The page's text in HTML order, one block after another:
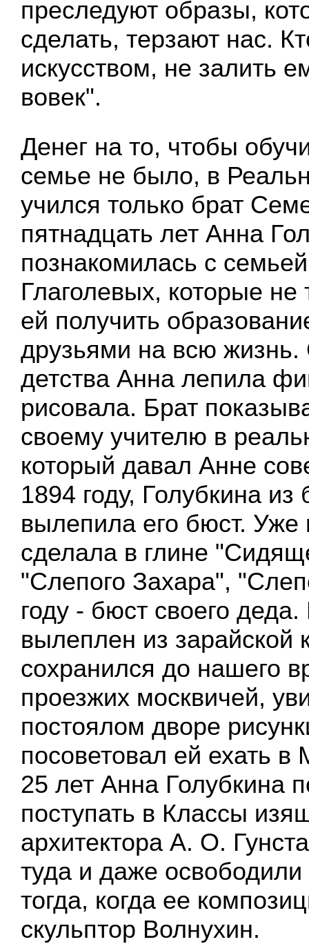
преследуют образы,
сделать, терзают нас.
искусством, не залить
вовек".
Денег на то, чтобы
семье не было, в
учился только брат
пятнадцать лет Анна
познакомилась с
Глаголевых, которые не
ей получить
друзьями на всю жизнь.
детства Анна лепила
рисовала. Брат
своему учителю в
который давал Анне
1894 году, Голубкина из
вылепила его бюст. Уже
сделала в глине
"Слепого Захара",
году - бюст своего
вылеплен из зарайской
сохранился до нашего
проезжих москвичей,
постоялом дворе
посоветовал ей ехать в
25 лет Анна Голубкина
поступать в Классы
архитектора А. О.
туда и даже освободили
тогда, когда ее
скульптор Волнухин.